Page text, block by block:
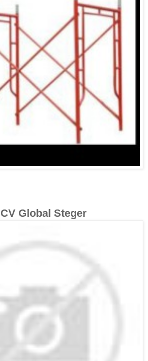
Global Steger